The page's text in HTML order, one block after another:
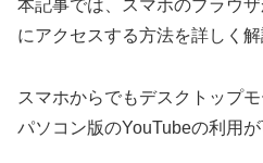
本記事では、スマホのブラウ
にアクセスする方法を詳しく解
スマホからでもデスクトップ
パソコン版のYouTubeの利用が